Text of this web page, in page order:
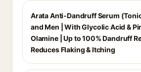
Arata Anti-Dandruff Serum
and Men | With Glycolic Acid &
Olamine | Up to 100% Dandruff
Reduces Flaking & Itching